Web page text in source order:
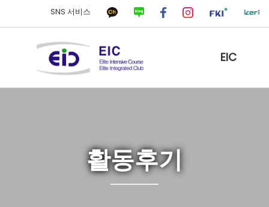
SNS 서비스
EIC
활동후기